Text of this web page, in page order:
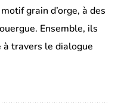
grain d’orge, à des
Ensemble, ils
travers le dialogue